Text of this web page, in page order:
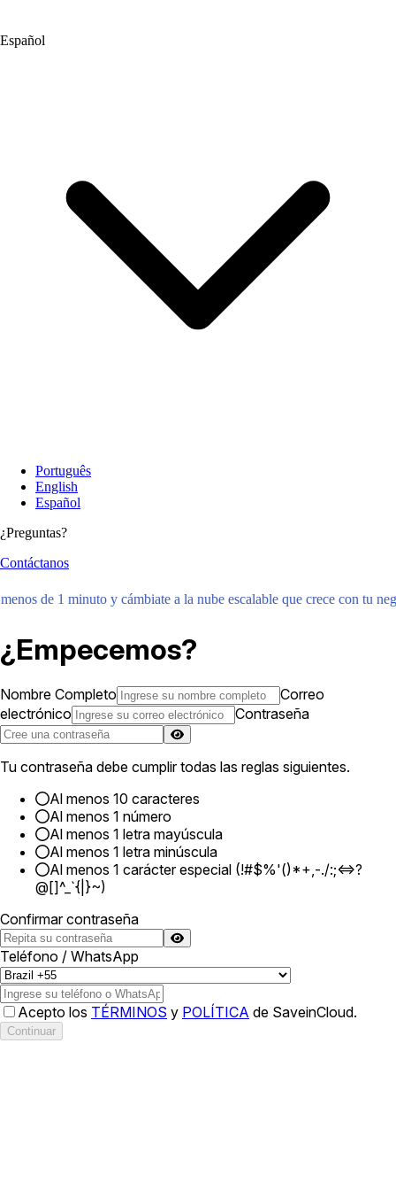
Español
Português
English
Español
¿Preguntas?
Contáctanos
de 1 minuto y cámbiate a la nube escalable que crece con tu
¿Empecemos?
Nombre Completo
Correo
electrónico
Contraseña
Tu contraseña debe cumplir todas las reglas siguientes.
Al menos 10 caracteres
Al menos 1 número
Al menos 1 letra mayúscula
Al menos 1 letra minúscula
Al menos 1 carácter especial (!#$%'()*+,-./:;<=>?
@[]^_`{|}~)
Confirmar contraseña
Teléfono / WhatsApp
Acepto los TÉRMINOS y POLÍTICA de SaveinCloud.
Continuar